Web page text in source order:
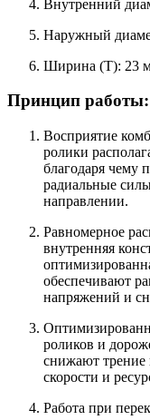
Внутренний
Наружный
Ширина (T): 23
Принцип работы:
Восприятие
ролики
благодаря чему
радиальные
направлении.
Равномерное
внутренняя
обеспечивают
напряжений и
роликов и
снижают
скорости и
Работа при